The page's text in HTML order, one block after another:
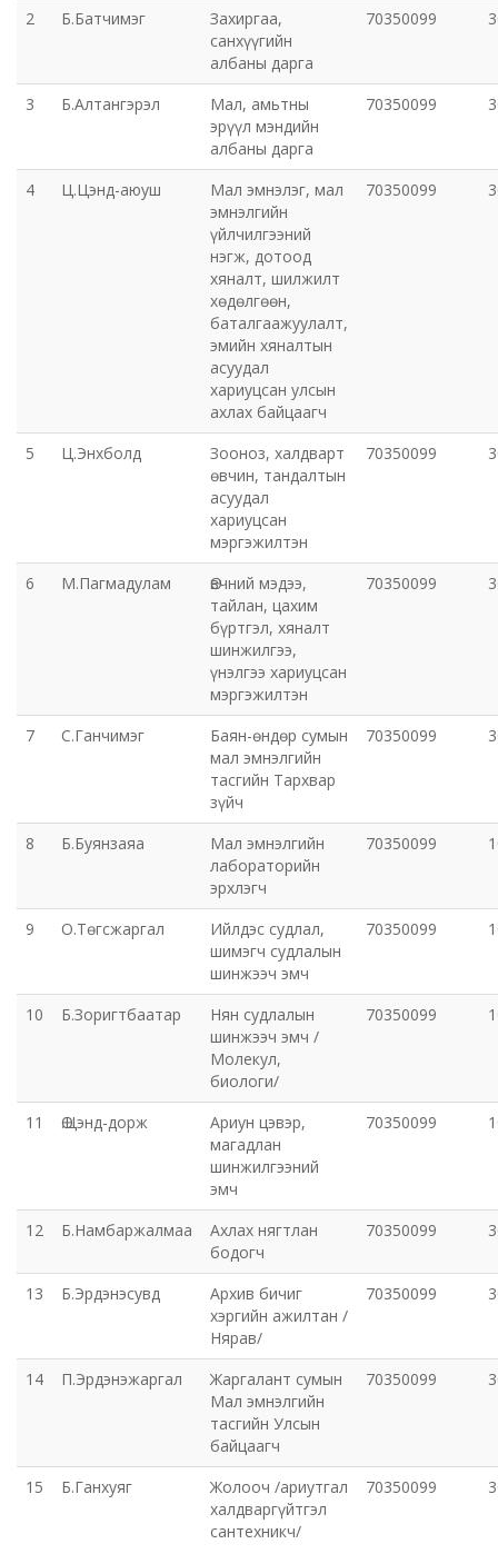
Шүүхийн шийдвэр гүйцэтгэх газар-437 дугаар
Эрүүл мэндийн газар
Авто тээврийн төв
Мал эмнэлгийн газар
Хүнс, хөдөө аж ахуйн газар
Баян-Өндөр сумын ЗДТГ
Жаргалант сумын ЗДТГ
Орхон аймгийн Иргэний хэргийн давж заалдах
шатны шүүх
Орхон аймгийн Эрүүгийн хэргийн давж заалдах
Орхон аймаг дахь Захиргааны хэргийн анхан
Орхон аймаг дахь Сум дундын эрүүгийн хэргийн
анхан шатны шүүх
Хүүхэд залуучуудын театр
Цэцэрлэгжүүлэлт ногоон байгууламжийн газар
Эрдэнэтийн ДЦС ТӨХК
Сум дундын ойн анги
Музей
Нийтлэг үйлчилгээний алба
Хот байгуулалт, барилга захиалагчийн алба утүг
Сэлэнгэ голын сав газрын захиргаа
Орхон аймаг дахь Эрүүл мэндийн даатгалын хэлтэс
Эрдэнэт цэцэрлэгт хүрээлэн ашиглалтын өмнөх
захиргаа
Эрдэнэт шинжлэх ухаан, технологийн парк
2 Б.Батчимэг
Захиргаа,
санхүүгийн
албаны дарга
70350099
3 Б.Алтангэрэл
Мал, амьтны
эрүүл мэндийн
албаны дарга
70350099
4 Ц.Цэнд-аюуш
Мал эмнэлэг, мал
эмнэлгийн
үйлчилгээний
нэгж, дотоод
хяналт, шилжилт
хөдөлгөөн,
баталгаажуулалт,
эмийн хяналтын
асуудал
хариуцсан улсын
ахлах байцаагч
70350099
5 Ц.Энхболд
Зооноз, халдварт
өвчин, тандалтын
асуудал
хариуцсан
мэргэжилтэн
70350099
6 М.Пагмадулам
Өвчний мэдээ,
тайлан, цахим
бүртгэл, хяналт
шинжилгээ,
үнэлгээ хариуцсан
мэргэжилтэн
70350099
7 С.Ганчимэг
Баян-өндөр сумын
мал эмнэлгийн
тасгийн Тархвар
зүйч
70350099
8 Б.Буянзаяа
Мал эмнэлгийн
лабораторийн
эрхлэгч
70350099
9 О.Төгсжаргал
Ийлдэс судлал,
шимэгч судлалын
шинжээч эмч
70350099
10 Б.Зоригтбаатар
Нян судлалын
шинжээч эмч /
Молекул,
биологи/
70350099
11 Ө.Цэнд-дорж
Ариун цэвэр,
магадлан
шинжилгээний
эмч
70350099
12 Б.Намбаржалмаа
Ахлах нягтлан
бодогч
70350099
13 Б.Эрдэнэсувд
Архив бичиг
хэргийн ажилтан /
Нярав/
70350099
14 П.Эрдэнэжаргал
Жаргалант сумын
Мал эмнэлгийн
тасгийн Улсын
байцаагч
70350099
15 Б.Ганхуяг
Жолооч /ариутгал
халдваргүйтгэл
сантехникч/
70350099